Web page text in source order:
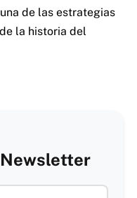
de las estrategias
la historia del